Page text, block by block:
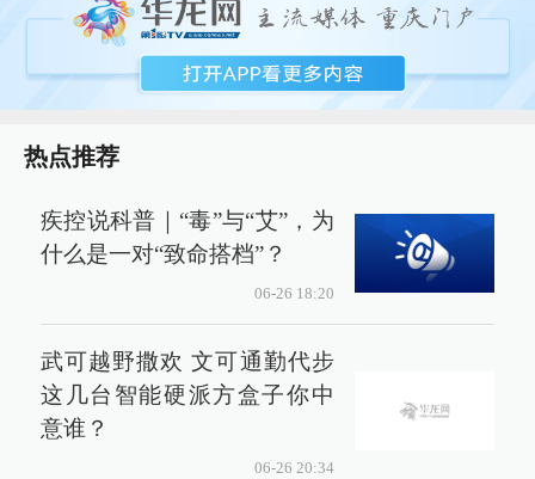
热点推荐
疾控说科普｜“毒”与“艾”，为
什么是一对“致命搭档”？
06-26 18:20
武可越野撒欢 文可通勤代步
这几台智能硬派方盒子你中
意谁？
06-26 20:34